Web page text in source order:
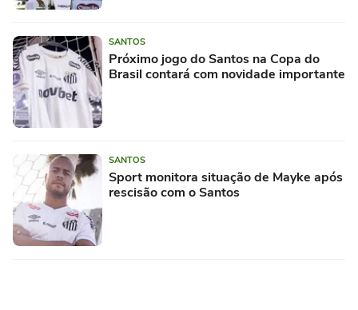
SANTOS
Próximo jogo do Santos na Copa do
Brasil contará com novidade importante
SANTOS
Sport monitora situação de Mayke após
rescisão com o Santos